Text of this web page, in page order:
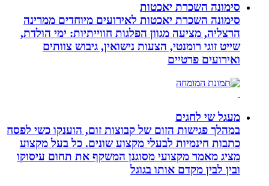
סימונה השכרת יאכטות
סימונה השכרת יאכטות לאירועים מיוחדים ממרינה
הרצליה, מציעה מגוון הפלגות חווייתיות: ימי הולדת,
שייט זוגי רומנטי, הצעות נישואין, גיבוש צוותים
ואירועים פרטיים
מעגל שי לחגים
במהלך פגישות הזום של קבוצות זום, הוענקו כשי לפסח
כתבות חינמיות לבעלי מקצוע שונים. כל בעל מקצוע
מציג מאמר מקצועי מסוגנן המשקף את תחום עיסוקו
ובין לבין מקדם אותו בגוגל